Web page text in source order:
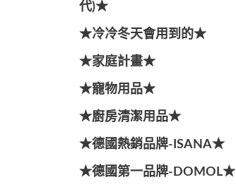
代)★
★冷冷冬天會用到的★
★家庭計畫★
★寵物用品★
★廚房清潔用品★
★德國熱銷品牌-ISANA★
★德國第一品牌-DOMOL★